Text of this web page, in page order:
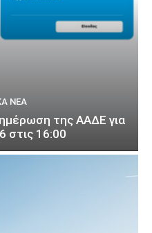
ΝΈΑ
της ΑΑΔΕ για
στις 16:00